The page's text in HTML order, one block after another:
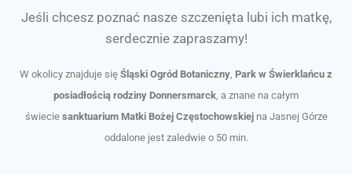
Jeśli chcesz poznać nasze szczenięta lubi ich matkę,
serdecznie zapraszamy!
W okolicy znajduje się Śląski Ogród Botaniczny, Park w Świerklańcu z
posiadłością rodziny Donnersmarck, a znane na całym
świecie sanktuarium Matki Bożej Częstochowskiejna Jasnej Górze
oddalone jest zaledwie o 50 min.